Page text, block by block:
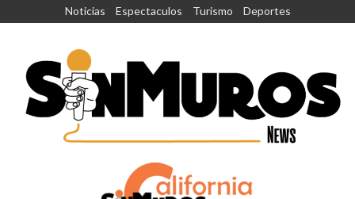
Noticias Espectaculos Turismo Deportes